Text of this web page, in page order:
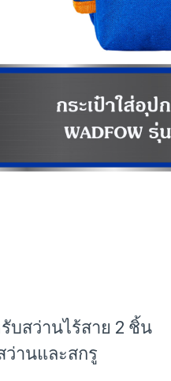
บสว่านไร้สาย 2 ชิ้น
ว่านและสกรู